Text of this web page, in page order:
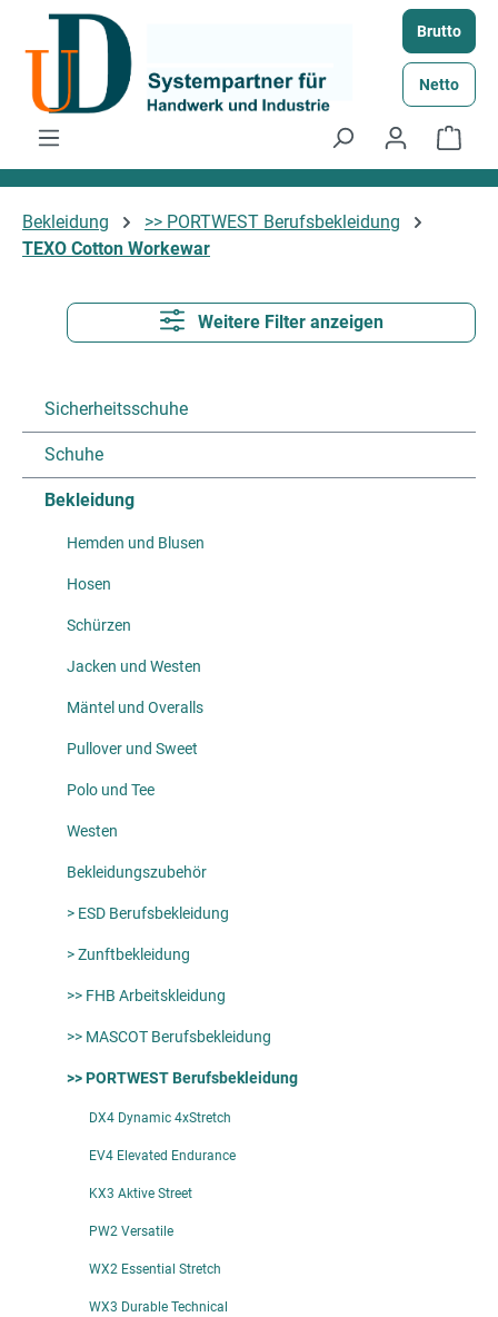
Zum Hauptinhalt springen Brutto
Netto
Bekleidung
>> PORTWEST Berufsbekleidung
TEXO Cotton Workewar
Weitere Filter anzeigen
Sicherheitsschuhe
Schuhe
Bekleidung
Hemden und Blusen
Hosen
Schürzen
Jacken und Westen
Mäntel und Overalls
Pullover und Sweet
Polo und Tee
Westen
Bekleidungszubehör
> ESD Berufsbekleidung
> Zunftbekleidung
>> FHB Arbeitskleidung
>> MASCOT Berufsbekleidung
>> PORTWEST Berufsbekleidung
DX4 Dynamic 4xStretch
EV4 Elevated Endurance
KX3 Aktive Street
PW2 Versatile
WX2 Essential Stretch
WX3 Durable Technical